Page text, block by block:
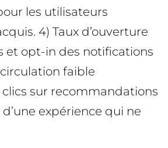
les utilisateurs
4) Taux d’ouverture
et opt-in des notifications
faible
clics sur recommandations
expérience qui ne